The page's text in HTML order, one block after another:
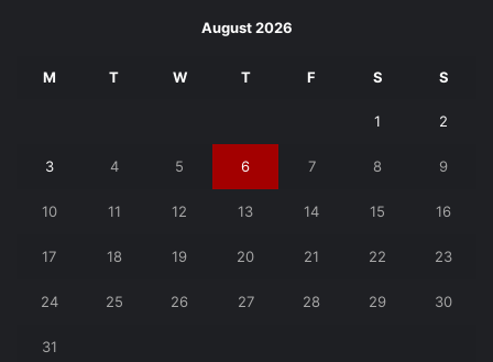
August 2026
M T W T F S S
1 2
3 4 5 6 7 8 9
10 11 12 13 14 15 16
17 18 19 20 21 22 23
24 25 26 27 28 29 30
31